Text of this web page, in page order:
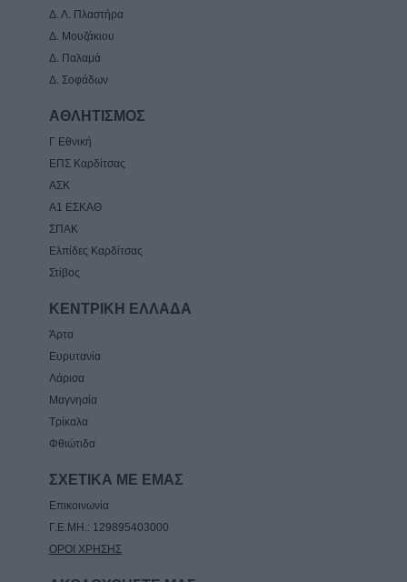
Δ. Λ. Πλαστήρα
Δ. Μουζάκιου
Δ. Παλαμά
Δ. Σοφάδων
ΑΘΛΗΤΙΣΜΟΣ
Γ Εθνική
ΕΠΣ Καρδίτσας
ΑΣΚ
Α1 ΕΣΚΑΘ
ΣΠΑΚ
Ελπίδες Καρδίτσας
Στίβος
ΚΕΝΤΡΙΚΗ ΕΛΛΑΔΑ
Άρτα
Ευρυτανία
Λάρισα
Μαγνησία
Τρίκαλα
Φθιώτιδα
ΣΧΕΤΙΚΑ ΜΕ ΕΜΑΣ
Επικοινωνία
Γ.Ε.ΜΗ.: 129895403000
ΟΡΟΙ ΧΡΗΣΗΣ